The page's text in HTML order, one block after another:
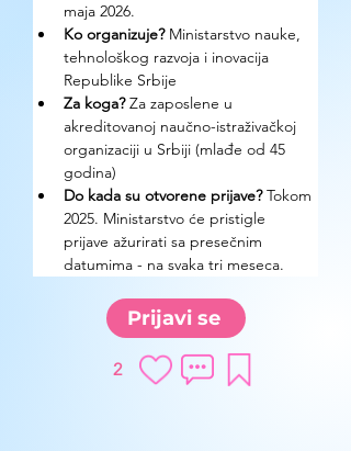
maja 2026.
Ko organizuje? Ministarstvo nauke,
tehnološkog razvoja i inovacija
Republike Srbije
Za koga? Za zaposlene u
akreditovanoj naučno-istraživačkoj
organizaciji u Srbiji (mlađe od 45
godina)
Do kada su otvorene prijave? Tokom
2025. Ministarstvo će pristigle
prijave ažurirati sa presečnim
datumima - na svaka tri meseca.
Prijavi se
2